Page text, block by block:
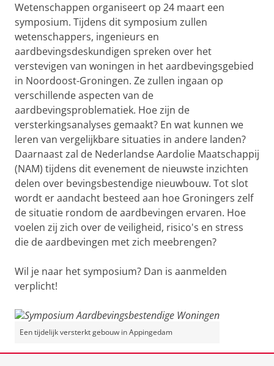
Wetenschappen organiseert op 24 maart een
symposium. Tijdens dit symposium zullen
wetenschappers, ingenieurs en
aardbevingsdeskundigen spreken over het
verstevigen van woningen in het aardbevingsgebied
in Noordoost-Groningen. Ze zullen ingaan op
verschillende aspecten van de
aardbevingsproblematiek. Hoe zijn de
versterkingsanalyses gemaakt? En wat kunnen we
leren van vergelijkbare situaties in andere landen?
Daarnaast zal de Nederlandse Aardolie Maatschappij
(NAM) tijdens dit evenement de nieuwste inzichten
delen over bevingsbestendige nieuwbouw. Tot slot
wordt er aandacht besteed aan hoe Groningers zelf
de situatie rondom de aardbevingen ervaren. Hoe
voelen zij zich over de veiligheid, risico's en stress
die de aardbevingen met zich meebrengen?
Wil je naar het symposium? Dan is aanmelden
verplicht!
Een tijdelijk versterkt gebouw in Appingedam